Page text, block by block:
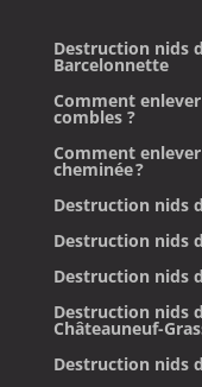
Destruction nids
Barcelonnette
Comment
combles ?
Comment
cheminée ?
Destruction nids
Destruction nids
Destruction nids
Destruction nids
Châteauneuf-
Destruction nids